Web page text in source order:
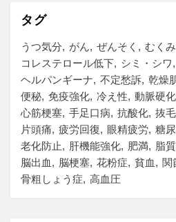
タグ
うつ気分 がん ぜんそく むくみ
コレステロール低下
シミ・シワ
ヘルパンギーナ
不定愁訴 乾燥
便秘 免疫強化 冷え性 動脈硬化
心筋梗塞 手足口病 抗酸化 抜
片頭痛
疲労回復 眼精疲労 糖
老化防止
肝機能強化 肥満 脂
脳出血
脳梗塞 花粉症 貧血 関
骨粗しょう症
高血圧